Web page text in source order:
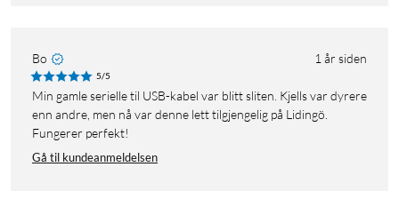
Bo 1 år siden
5/5
Min gamle serielle til USB-kabel var blitt sliten. Kjells var dyrere
enn andre, men nå var denne lett tilgjengelig på Lidingö.
Fungerer perfekt!
Gå til kundeanmeldelsen